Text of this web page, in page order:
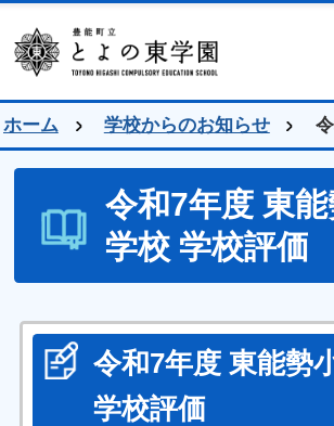
ホーム 学校からのお知らせ
令和7年度 東
学校 学校評価
令和7年度 東能勢
学校評価